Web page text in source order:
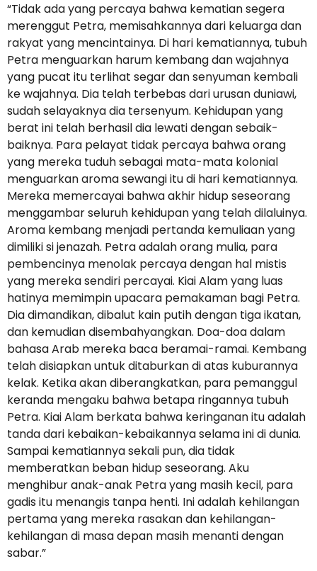
“Tidak ada yang percaya bahwa kematian segera
merenggut Petra, memisahkannya dari keluarga dan
rakyat yang mencintainya. Di hari kematiannya, tubuh
Petra menguarkan harum kembang dan wajahnya
yang pucat itu terlihat segar dan senyuman kembali
ke wajahnya. Dia telah terbebas dari urusan duniawi,
sudah selayaknya dia tersenyum. Kehidupan yang
berat ini telah berhasil dia lewati dengan sebaik-
baiknya. Para pelayat tidak percaya bahwa orang
yang mereka tuduh sebagai mata-mata kolonial
menguarkan aroma sewangi itu di hari kematiannya.
Mereka memercayai bahwa akhir hidup seseorang
menggambar seluruh kehidupan yang telah dilaluinya.
Aroma kembang menjadi pertanda kemuliaan yang
dimiliki si jenazah. Petra adalah orang mulia, para
pembencinya menolak percaya dengan hal mistis
yang mereka sendiri percayai. Kiai Alam yang luas
hatinya memimpin upacara pemakaman bagi Petra.
Dia dimandikan, dibalut kain putih dengan tiga ikatan,
dan kemudian disembahyangkan. Doa-doa dalam
bahasa Arab mereka baca beramai-ramai. Kembang
telah disiapkan untuk ditaburkan di atas kuburannya
kelak. Ketika akan diberangkatkan, para pemanggul
keranda mengaku bahwa betapa ringannya tubuh
Petra. Kiai Alam berkata bahwa keringanan itu adalah
tanda dari kebaikan-kebaikannya selama ini di dunia.
Sampai kematiannya sekali pun, dia tidak
memberatkan beban hidup seseorang. Aku
menghibur anak-anak Petra yang masih kecil, para
gadis itu menangis tanpa henti. Ini adalah kehilangan
pertama yang mereka rasakan dan kehilangan-
kehilangan di masa depan masih menanti dengan
sabar.”